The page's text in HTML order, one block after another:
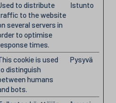
to distribute
to the website
several servers in
to optimise
times.
Istunto
cookie is used
distinguish
humans
bots.
Pysyvä